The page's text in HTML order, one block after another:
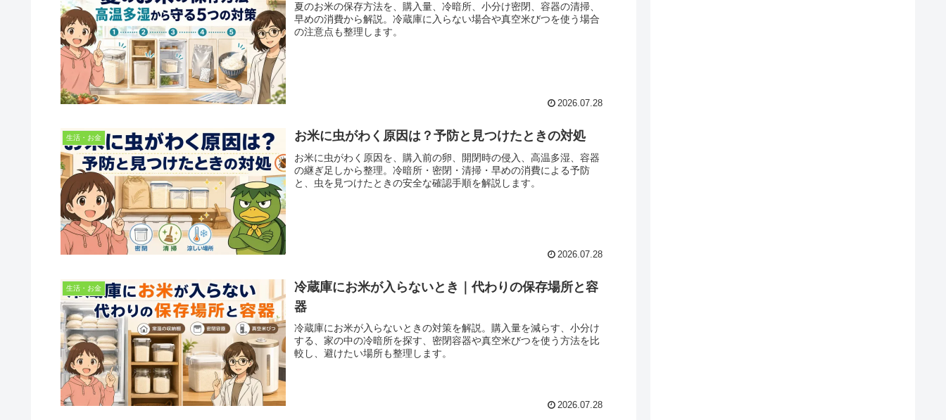
夏のお米の保存方法を、購入量、冷暗所、小分け密閉、容器の清掃、
早めの消費から解説。冷蔵庫に入らない場合や真空米びつを使う場合
の注意点も整理します。
2026.07.28
生活・お金 お米に虫がわく原因は？予防と見つけたときの対処
お米に虫がわく原因を、購入前の卵、開閉時の侵入、高温多湿、容器
の継ぎ足しから整理。冷暗所・密閉・清掃・早めの消費による予防
と、虫を見つけたときの安全な確認手順を解説します。
2026.07.28
生活・お金
冷蔵庫にお米が入らないとき｜代わりの保存場所と容
器
冷蔵庫にお米が入らないときの対策を解説。購入量を減らす、小分け
する、家の中の冷暗所を探す、密閉容器や真空米びつを使う方法を比
較し、避けたい場所も整理します。
2026.07.28